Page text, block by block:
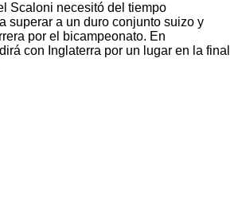
Scaloni necesitó del tiempo
superar a un duro conjunto suizo y
por el bicampeonato. En
con Inglaterra por un lugar en la final